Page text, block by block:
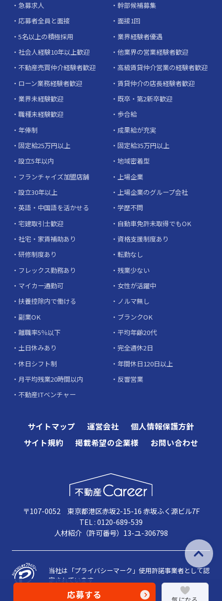
応募する
急募求人
幹部候補募集
応募者全員と面接
面接1回
5名以上の積極採用
業界経験者優遇
社会人経験10年以上歓迎
他業界の営業経験者歓迎
不動産売買仲介経験者歓迎
高級賃貸仲介営業の経験者歓迎
ローン業務経験者歓迎
賃貸仲介の店長経験者歓迎
業界未経験歓迎
既卒・第2新卒歓迎
職種未経験歓迎
歩合給
年俸制
成果給が充実
固定給25万円以上
固定給35万円以上
設立5年以内
地域密着型
フランチャイズ加盟店舗
上場企業
設立30年以上
上場企業のグループ会社
英語・中国語を活かせる
学歴不問
宅建取引士歓迎
自動車免許未取得でもOK
社宅・家賃補助あり
資格支援制度あり
研修制度あり
転勤なし
フレックス勤務あり
残業少ない
マイカー通勤可
女性が活躍中
扶養控除内で働ける
ノルマ無し
副業OK
ブランクOK
離職率5％以下
平均年齢20代
土日休みあり
完全週休2日
休日シフト制
年間休日120日以上
月平均残業20時間以内
反響営業
不動産ITベンチャー
サイトマップ 運営会社
個人情報保護方針
サイト規約
掲載希望の企業様 お問い合わせ
〒107-0052 東京都港区赤坂2-15-16 赤坂ふく源ビル7F
TEL : 0120-689-539
人材紹介（許可番号）13-ユ-306798
当社は「プライバシーマーク」使用許諾事業者として認
定されています